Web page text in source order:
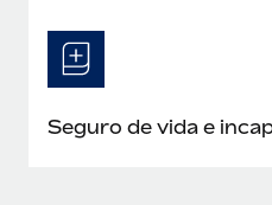
Seguro de vida e